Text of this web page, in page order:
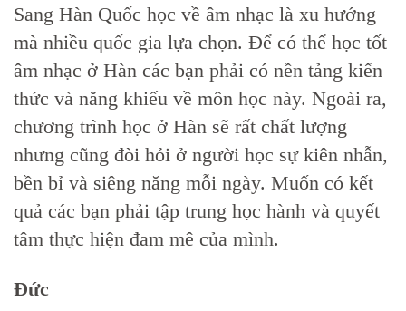
Sang Hàn Quốc học về âm nhạc là xu hướng
mà nhiều quốc gia lựa chọn. Để có thể học tốt
âm nhạc ở Hàn các bạn phải có nền tảng kiến
thức và năng khiếu về môn học này. Ngoài ra,
chương trình học ở Hàn sẽ rất chất lượng
nhưng cũng đòi hỏi ở người học sự kiên nhẫn,
bền bỉ và siêng năng mỗi ngày. Muốn có kết
quả các bạn phải tập trung học hành và quyết
tâm thực hiện đam mê của mình.
Đức